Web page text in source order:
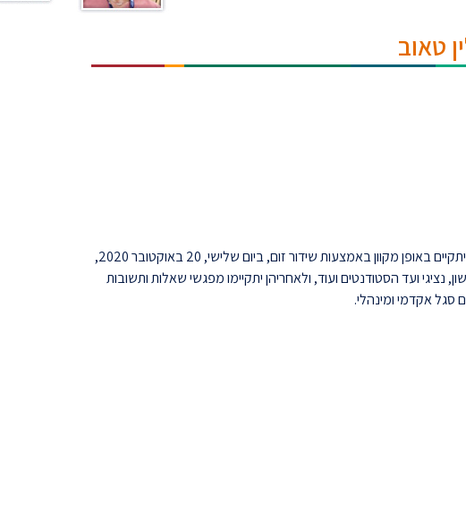
טאוב
יום הכוון בפקולטה למדעי המחשב תשפ"א, 2020-21, לסטודנטים חדשים יתקיים באופן מקוון באמצעות שידור זום, ביום שלישי, 20 באוקטובר 2020,
ראשון, נציגי ועד הסטודנטים ועוד, ולאחריהן יתקיימו מפגשי שאלות ותשובות
סגל אקדמי ומינהלי.